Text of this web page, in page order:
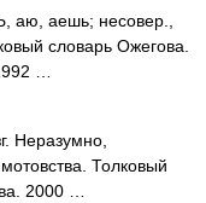
аешь; несовер.,
словарь Ожегова.
…
Неразумно,
Толковый
2000 …